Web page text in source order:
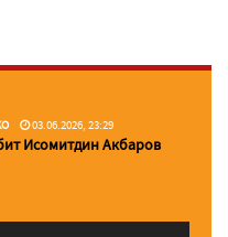
03.06.2026, 23:29
Исомитдин Акбаров